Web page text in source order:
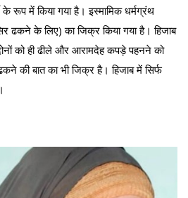
के रूप में किया गया है। इस्मामिक धर्मग्रंथ
ढकने के लिए) का जिक्र किया गया है। हिजाब
को ही ढीले और आरामदेह कपड़े पहनने को
की बात का भी जिक्र है। हिजाब में सिर्फ